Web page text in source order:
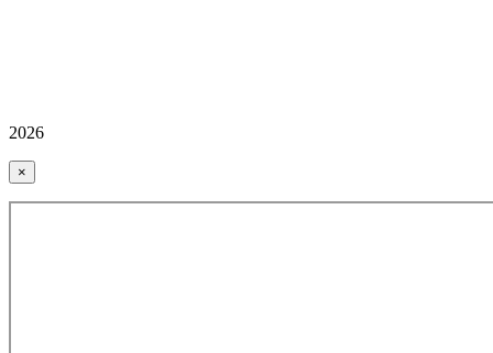
2026
×